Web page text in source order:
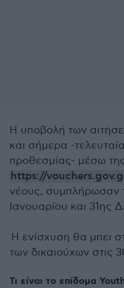
Η υποβολή των
και σήμερα -
προθεσμίας- μέσω
https://
νέους, συμπλήρωσαν
Ιανουαρίου και 31ης
Η ενίσχυση θα μπει
των δικαιούχων στις
Τι είναι το επίδομα